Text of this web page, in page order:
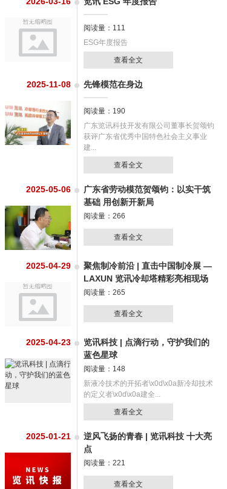
阅读量：111
ESG年度报告
查看全文
2025-11-08 先锋模范在身边
阅读量：190
广东览讯科技开发有限公司董事长贺颂钧
获评广东省优秀中国特色社会主义事业
建...
查看全文
2025-05-06
广东省劳动模范贺颂钧：以实干筑
基础 用创新开新局
阅读量：266
查看全文
2025-04-29
聚焦制冷前沿 | 直击中国制冷展 —
LAXUN 览讯冷却塔精彩亮相现场
阅读量：265
查看全文
2025-04-23
览讯科技 | 点滴行动，守护我们的
蓝色星球
阅读量：148
新液冷技术的开拓者\x0d\x0a新冷却技术
的定义者\x0d\x0a建全...
查看全文
2025-01-21
逆风飞扬的青春 | 览讯科技 十大亮
点
阅读量：221
查看全文